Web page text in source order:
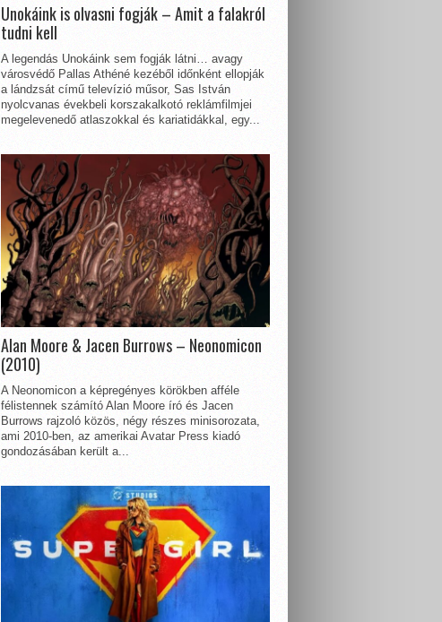
Unokáink is olvasni fogják – Amit a falakról
tudni kell
A legendás Unokáink sem fogják látni… avagy
városvédő Pallas Athéné kezéből időnként ellopják
a lándzsát című televízió műsor, Sas István
nyolcvanas évekbeli korszakalkotó reklámfilmjei
megelevenedő atlaszokkal és kariatidákkal, egy...
Alan Moore & Jacen Burrows – Neonomicon
(2010)
A Neonomicon a képregényes körökben afféle
félistennek számító Alan Moore író és Jacen
Burrows rajzoló közös, négy részes minisorozata,
ami 2010-ben, az amerikai Avatar Press kiadó
gondozásában került a...